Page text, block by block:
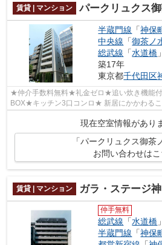
賃貸 | マンション パークリュクス
半蔵門線 「神保
中央線 「御茶ノ
総武線 「水道橋
築17年
東京都千代田区
★仲介手数料無料★礼金ゼロ★追い炊き機能
BOX★キッチン3口コンロ★ 新居にかかわる
入居日などからお受けいたします。転勤、単
現在空室情報があり
「パークリュクス御茶
お問い合わせはこ
賃貸 | マンション ガラ・ステージ
仲手無料
総武線 「水道橋
半蔵門線 「神保